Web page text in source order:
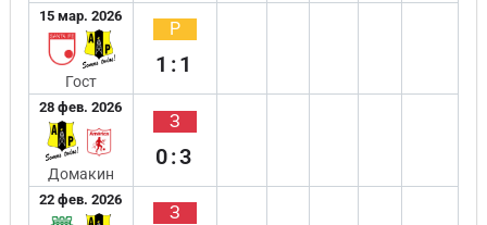
15 мар. 2026
Гост
Р
1:1
28 фев. 2026
Домакин
З
0:3
22 фев. 2026
З